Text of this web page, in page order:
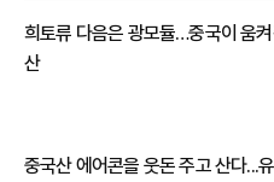
희토류 다음은 광모듈…중국이 움
산
중국산 에어콘을 웃돈 주고 산다...